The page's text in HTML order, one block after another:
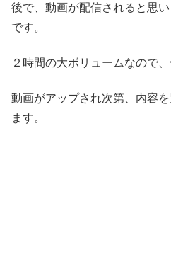
後で、動画が配信されると思
です。
２時間の大ボリュームなので
動画がアップされ次第、内容
ます。